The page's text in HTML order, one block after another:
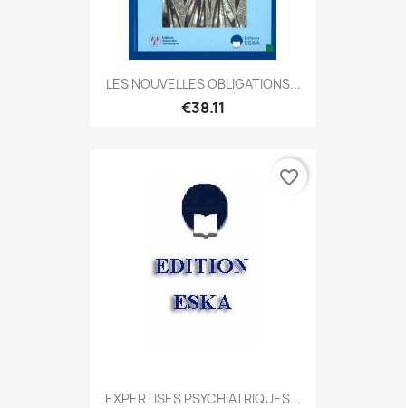
LES NOUVELLES OBLIGATIONS...
€38.11
EXPERTISES PSYCHIATRIQUES...
favorite_border